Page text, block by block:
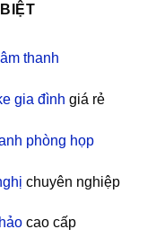
thanh
gia đình giá rẻ
phòng họp
chuyên nghiệp
cao cấp